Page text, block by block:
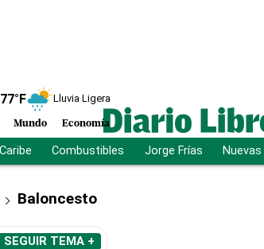
77°F Lluvia Ligera
Mundo Economía
Combustibles Jorge Frías
Baloncesto
SEGUIR TEMA +